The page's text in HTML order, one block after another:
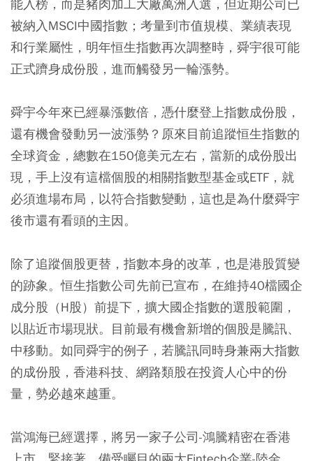
能入榜，而是豬肉加工大廠萬洲入選，但近期公司已
被納入MSCI中國指數；考量到市值規模、業績表現
和行業屬性，明年恒生指數再次調整時，舜宇很可能
正式躋身成份股，進而觸發另一輪漲勢。
舜宇今年來已經暴漲數倍，憑什麼登上指數成份股，
還有機會發動另一波漲勢？原來目前追蹤恒生指數的
全球資金，總數在150億美元左右，當新的成份股出
現，手上沒有這檔個股的相關指數型基金或ETF，就
必須進場布局，以符合指數變動，這也是為什麼舜宇
後市還有看頭的主因。
除了追蹤個股更替，指數本身的改革，也是港股質變
的跡象。恒生指數公司先前已宣布，在維持40檔國企
成分股（H股）前提下，擴大國企指數的選股範圍，
以貼近市場現狀。目前最有機會新增的個股是騰訊、
中移動。如同舜宇的例子，若騰訊同時身兼兩大指數
的成份股，香港科技、網路類股在投資人心中的份
量，勢必越來越重。
當鴻海已經選擇，將另一家子公司-鴻騰精密在香港